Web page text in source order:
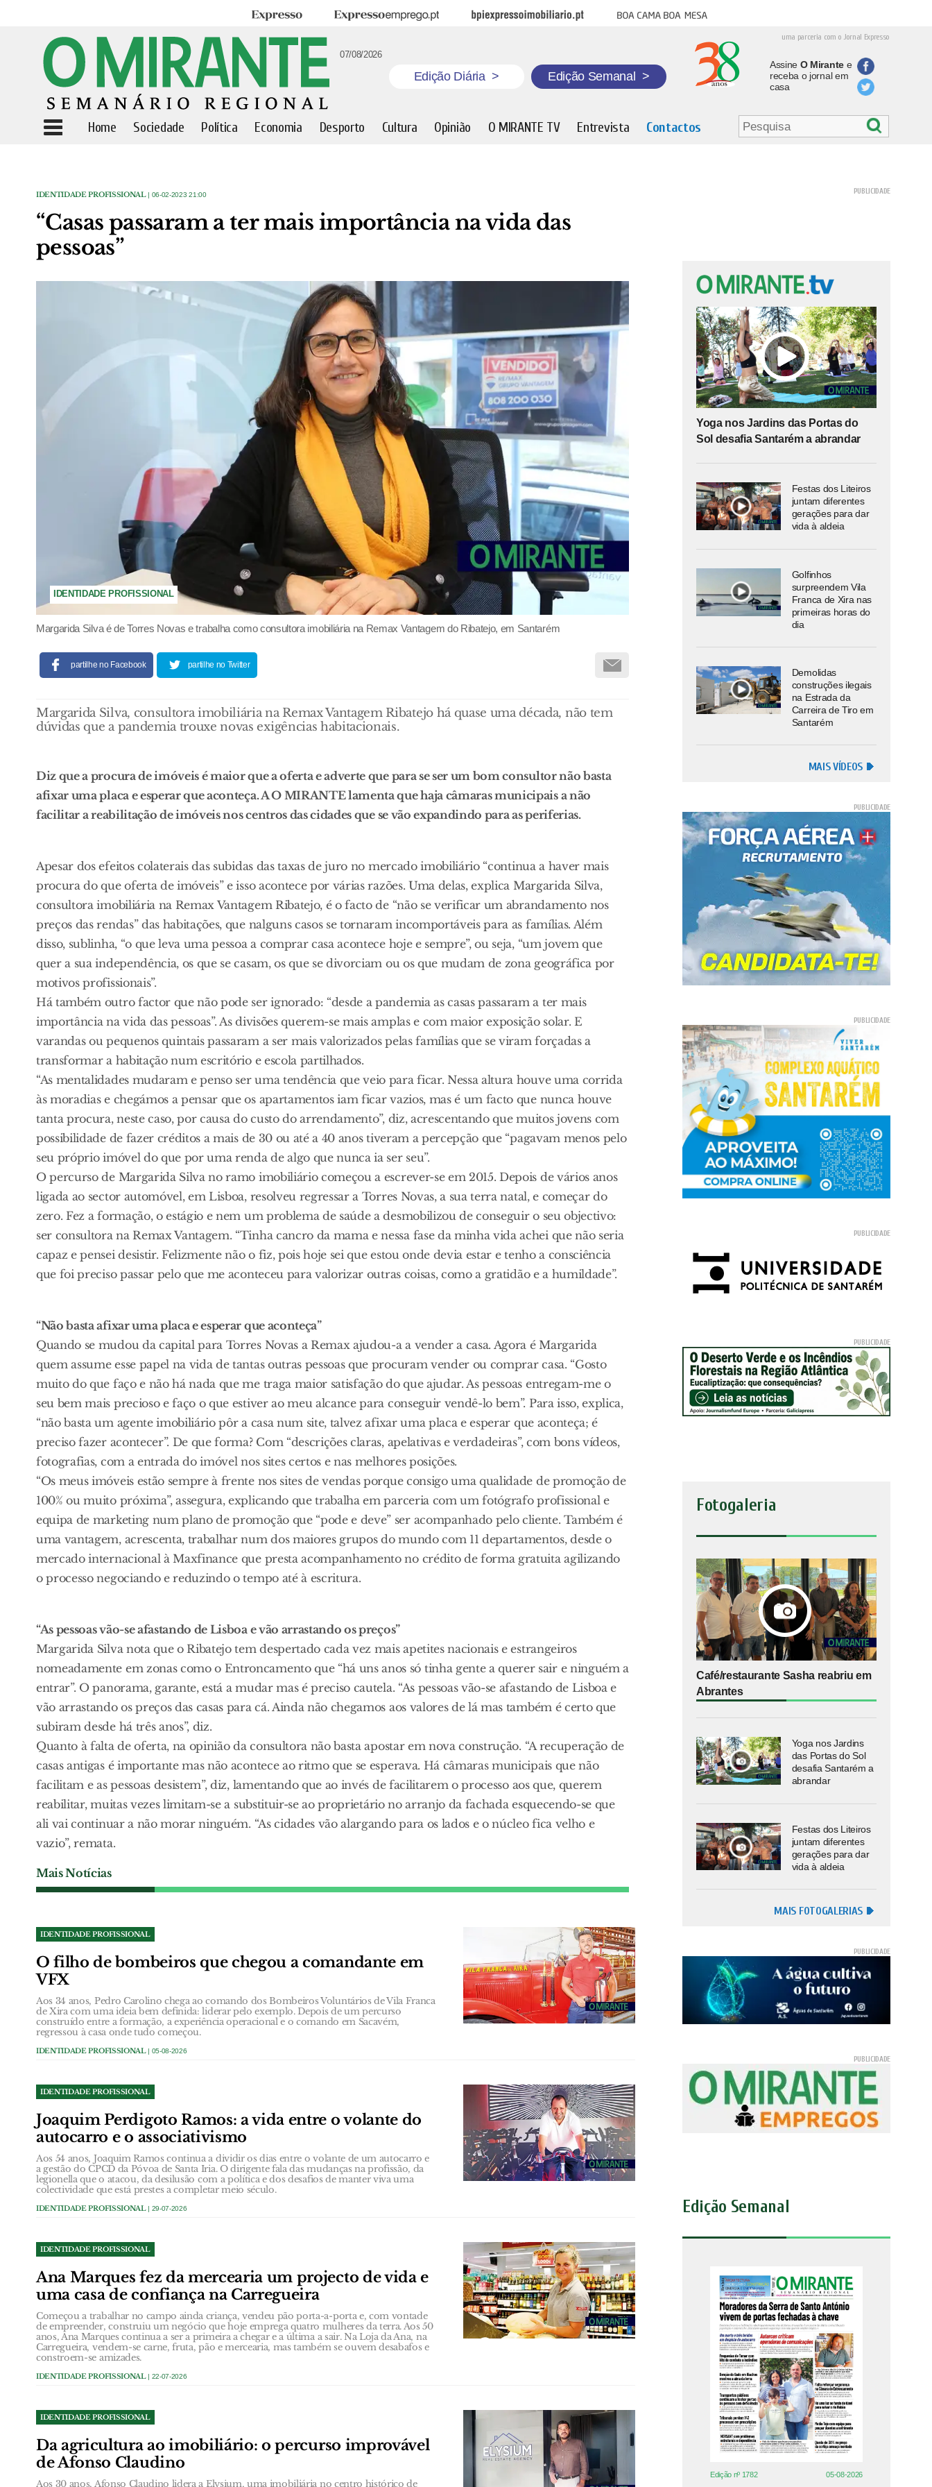
Expresso Expresso Emprego BPI Expresso Imobiliário Boa cama boa mesa
uma parceria com o Jornal Expresso
07/08/2026
Edição Diária > Edição Semanal >
Assine O Mirantee
receba o jornal em
casa
Home Sociedade Política Economia Desporto Cultura Opinião O MIRANTE TV Entrevista Contactos
IDENTIDADE PROFISSIONAL| 06-02-2023 21:00
“Casas passaram a ter mais importância na vida das
pessoas”
IDENTIDADE PROFISSIONAL
Margarida Silva é de Torres Novas e trabalha como consultora imobiliária na Remax Vantagem do Ribatejo, em Santarém
partilhe no Facebook partilhe no Twitter
Margarida Silva, consultora imobiliária na Remax Vantagem Ribatejo há quase uma década, não tem
dúvidas que a pandemia trouxe novas exigências habitacionais.
Diz que a procura de imóveis é maior que a oferta e adverte que para se ser um bom consultor não basta
afixar uma placa e esperar que aconteça. A O MIRANTE lamenta que haja câmaras municipais a não
facilitar a reabilitação de imóveis nos centros das cidades que se vão expandindo para as periferias.
Apesar dos efeitos colaterais das subidas das taxas de juro no mercado imobiliário “continua a haver mais
procura do que oferta de imóveis” e isso acontece por várias razões. Uma delas, explica Margarida Silva,
consultora imobiliária na Remax Vantagem Ribatejo, é o facto de “não se verificar um abrandamento nos
preços das rendas” das habitações, que nalguns casos se tornaram incomportáveis para as famílias. Além
disso, sublinha, “o que leva uma pessoa a comprar casa acontece hoje e sempre”, ou seja, “um jovem que
quer a sua independência, os que se casam, os que se divorciam ou os que mudam de zona geográfica por
motivos profissionais”.
Há também outro factor que não pode ser ignorado: “desde a pandemia as casas passaram a ter mais
importância na vida das pessoas”. As divisões querem-se mais amplas e com maior exposição solar. E
varandas ou pequenos quintais passaram a ser mais valorizados pelas famílias que se viram forçadas a
transformar a habitação num escritório e escola partilhados.
“As mentalidades mudaram e penso ser uma tendência que veio para ficar. Nessa altura houve uma corrida
às moradias e chegámos a pensar que os apartamentos iam ficar vazios, mas é um facto que nunca houve
tanta procura, neste caso, por causa do custo do arrendamento”, diz, acrescentando que muitos jovens com
possibilidade de fazer créditos a mais de 30 ou até a 40 anos tiveram a percepção que “pagavam menos pelo
seu próprio imóvel do que por uma renda de algo que nunca ia ser seu”.
O percurso de Margarida Silva no ramo imobiliário começou a escrever-se em 2015. Depois de vários anos
ligada ao sector automóvel, em Lisboa, resolveu regressar a Torres Novas, a sua terra natal, e começar do
zero. Fez a formação, o estágio e nem um problema de saúde a desmobilizou de conseguir o seu objectivo:
ser consultora na Remax Vantagem. “Tinha cancro da mama e nessa fase da minha vida achei que não seria
capaz e pensei desistir. Felizmente não o fiz, pois hoje sei que estou onde devia estar e tenho a consciência
que foi preciso passar pelo que me aconteceu para valorizar outras coisas, como a gratidão e a humildade”.
“Não basta afixar uma placa e esperar que aconteça”
Quando se mudou da capital para Torres Novas a Remax ajudou-a a vender a casa. Agora é Margarida
quem assume esse papel na vida de tantas outras pessoas que procuram vender ou comprar casa. “Gosto
muito do que faço e não há nada que me traga maior satisfação do que ajudar. As pessoas entregam-me o
seu bem mais precioso e faço o que estiver ao meu alcance para conseguir vendê-lo bem”. Para isso, explica,
“não basta um agente imobiliário pôr a casa num site, talvez afixar uma placa e esperar que aconteça; é
preciso fazer acontecer”. De que forma? Com “descrições claras, apelativas e verdadeiras”, com bons vídeos,
fotografias, com a entrada do imóvel nos sites certos e nas melhores posições.
“Os meus imóveis estão sempre à frente nos sites de vendas porque consigo uma qualidade de promoção de
100% ou muito próxima”, assegura, explicando que trabalha em parceria com um fotógrafo profissional e
equipa de marketing num plano de promoção que “pode e deve” ser acompanhado pelo cliente. Também é
uma vantagem, acrescenta, trabalhar num dos maiores grupos do mundo com 11 departamentos, desde o
mercado internacional à Maxfinance que presta acompanhamento no crédito de forma gratuita agilizando
o processo negociando e reduzindo o tempo até à escritura.
“As pessoas vão-se afastando de Lisboa e vão arrastando os preços”
Margarida Silva nota que o Ribatejo tem despertado cada vez mais apetites nacionais e estrangeiros
nomeadamente em zonas como o Entroncamento que “há uns anos só tinha gente a querer sair e ninguém a
entrar”. O panorama, garante, está a mudar mas é preciso cautela. “As pessoas vão-se afastando de Lisboa e
vão arrastando os preços das casas para cá. Ainda não chegamos aos valores de lá mas também é certo que
subiram desde há três anos”, diz.
Quanto à falta de oferta, na opinião da consultora não basta apostar em nova construção. “A recuperação de
casas antigas é importante mas não acontece ao ritmo que se esperava. Há câmaras municipais que não
facilitam e as pessoas desistem”, diz, lamentando que ao invés de facilitarem o processo aos que, querem
reabilitar, muitas vezes limitam-se a substituir-se ao proprietário no arranjo da fachada esquecendo-se que
ali vai continuar a não morar ninguém. “As cidades vão alargando para os lados e o núcleo fica velho e
vazio”, remata.
Mais Notícias
IDENTIDADE PROFISSIONAL
O filho de bombeiros que chegou a comandante em
VFX
Aos 34 anos, Pedro Carolino chega ao comando dos Bombeiros Voluntários de Vila Franca
de Xira com uma ideia bem definida: liderar pelo exemplo. Depois de um percurso
construído entre a formação, a experiência operacional e o comando em Sacavém,
regressou à casa onde tudo começou.
IDENTIDADE PROFISSIONAL| 05-08-2026
IDENTIDADE PROFISSIONAL
Joaquim Perdigoto Ramos: a vida entre o volante do
autocarro e o associativismo
Aos 54 anos, Joaquim Ramos continua a dividir os dias entre o volante de um autocarro e
a gestão do CPCD da Póvoa de Santa Iria. O dirigente fala das mudanças na profissão, da
legionella que o atacou, da desilusão com a política e dos desafios de manter viva uma
colectividade que está prestes a completar meio século.
IDENTIDADE PROFISSIONAL| 29-07-2026
IDENTIDADE PROFISSIONAL
Ana Marques fez da mercearia um projecto de vida e
uma casa de confiança na Carregueira
Começou a trabalhar no campo ainda criança, vendeu pão porta-a-porta e, com vontade
de empreender, construiu um negócio que hoje emprega quatro mulheres da terra. Aos 50
anos, Ana Marques continua a ser a primeira a chegar e a última a sair. Na Loja da Ana, na
Carregueira, vendem-se carne, fruta, pão e mercearia, mas também se ouvem desabafos e
constroem-se amizades.
IDENTIDADE PROFISSIONAL| 22-07-2026
IDENTIDADE PROFISSIONAL
Da agricultura ao imobiliário: o percurso improvável
de Afonso Claudino
Aos 30 anos, Afonso Claudino lidera a Elysium, uma imobiliária no centro histórico de
Yoga nos Jardins das Portas do
Sol desafia Santarém a abrandar
Festas dos Liteiros
juntam diferentes
gerações para dar
vida à aldeia
Golfinhos
surpreendem Vila
Franca de Xira nas
primeiras horas do
dia
Demolidas
construções ilegais
na Estrada da
Carreira de Tiro em
Santarém
MAIS VÍDEOS
Fotogaleria
Café/restaurante Sasha reabriu em
Abrantes
Yoga nos Jardins
das Portas do Sol
desafia Santarém a
abrandar
Festas dos Liteiros
juntam diferentes
gerações para dar
vida à aldeia
MAIS FOTOGALERIAS
Edição Semanal
Edição nº 1782 05-08-2026